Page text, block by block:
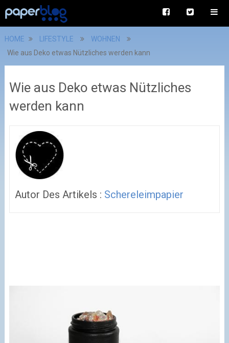
HOME LIFESTYLE
WOHNEN
Wie aus Deko etwas Nützliches werden kann
Wie aus Deko etwas Nützliches
werden kann
Autor Des Artikels : Schereleimpapier